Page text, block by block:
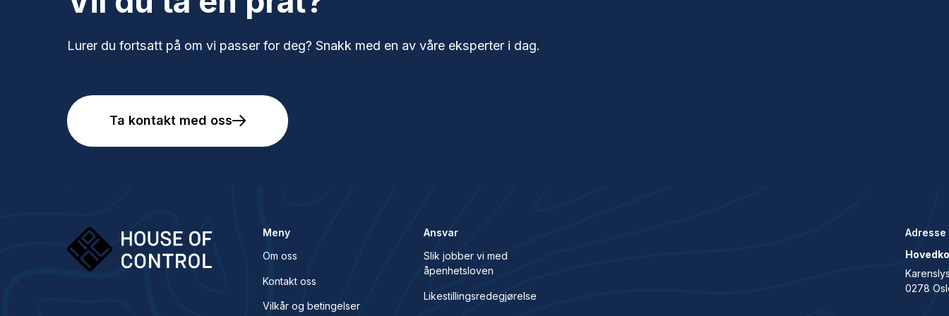
Lurer du fortsatt på om vi passer for deg? Snakk med en av våre eksperter i dag.
Ta kontakt med oss
Meny
Om oss
Kontakt oss
Vilkår og betingelser
Ansvar
Slik jobber vi med
åpenhetsloven
Likestillingsredegjørelse
Adresse
0278